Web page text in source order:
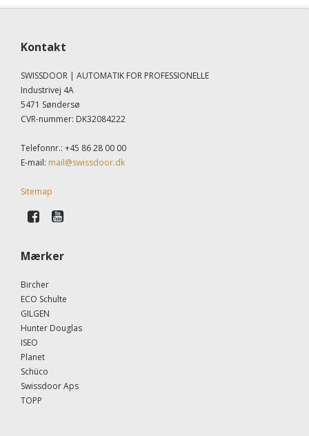
Kontakt
SWISSDOOR | AUTOMATIK FOR PROFESSIONELLE
Industrivej 4A
5471 Søndersø
CVR-nummer: DK32084222
Telefonnr.: +45 86 28 00 00
E-mail: mail@swissdoor.dk
Sitemap
Mærker
Bircher
ECO Schulte
GILGEN
Hunter Douglas
ISEO
Planet
Schüco
Swissdoor Aps
TOPP